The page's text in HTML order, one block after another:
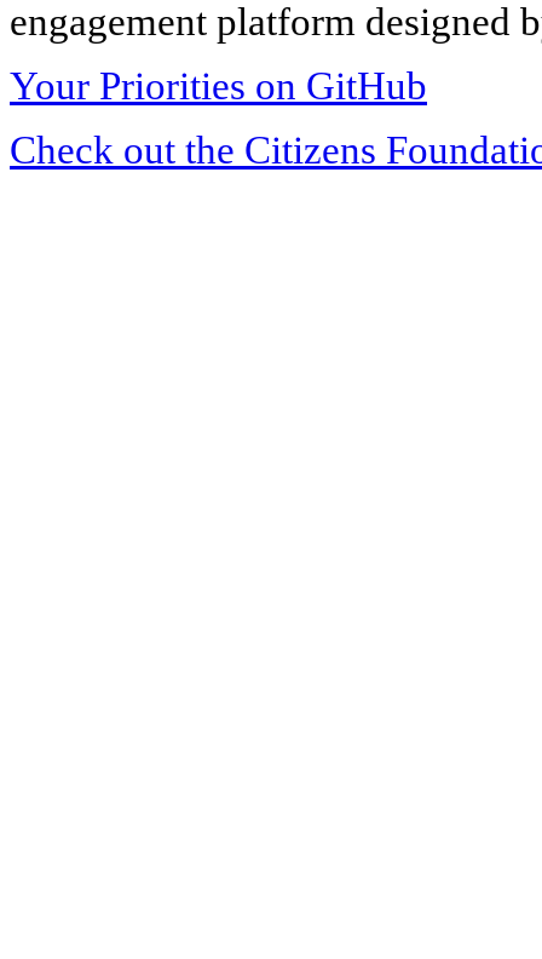
engagement platform designed
Your Priorities on GitHub
Check out the Citizens